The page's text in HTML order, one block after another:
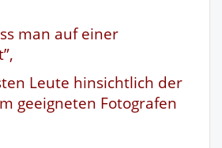
man auf einer
Leute hinsichtlich der
geeigneten Fotografen